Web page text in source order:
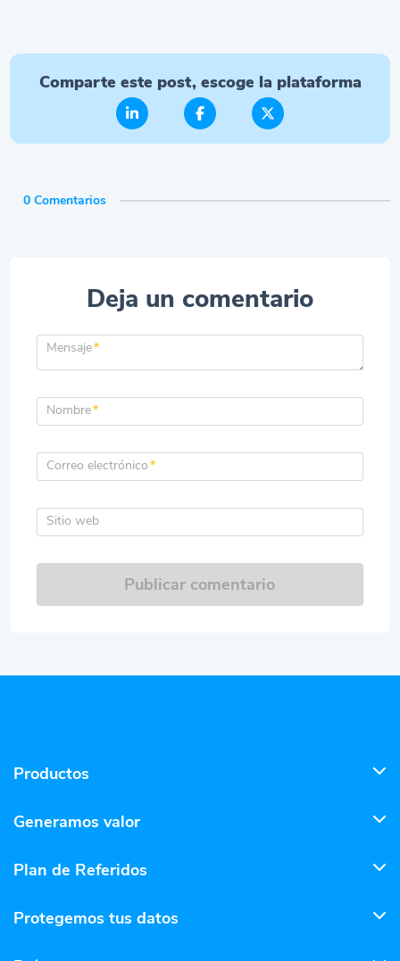
Comparte este post, escoge la plataforma
0 Comentarios
Deja un comentario
Mensaje*
Nombre*
Correo electrónico*
Sitio web
Publicar comentario
Productos
Generamos valor
Plan de Referidos
Protegemos tus datos